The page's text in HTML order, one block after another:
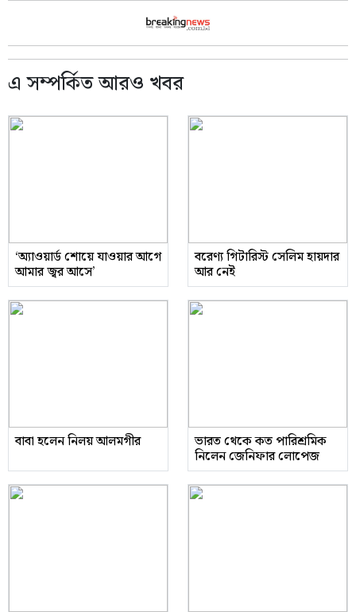
এ সম্পর্কিত আরও খবর
‘অ্যাওয়ার্ড শোয়ে যাওয়ার আগে
আমার জ্বর আসে’
বরেণ্য গিটারিস্ট সেলিম হায়দার
আর নেই
বাবা হলেন নিলয় আলমগীর ভারত থেকে কত পারিশ্রমিক
নিলেন জেনিফার লোপেজ